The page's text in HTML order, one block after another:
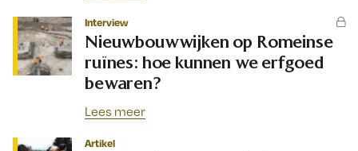
Interview
Nieuwbouwwijken op Romeinse
ruïnes: hoe kunnen we erfgoed
bewaren?
Lees meer
Artikel